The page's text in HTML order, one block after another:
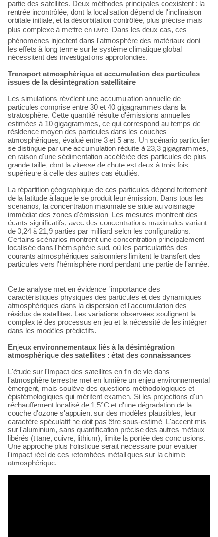
partie des satellites. Deux méthodes principales coexistent : la
rentrée incontrôlée, dont la localisation dépend de l'inclinaison
orbitale initiale, et la désorbitation contrôlée, plus précise mais
plus complexe à mettre en uvre. Dans les deux cas, ces
phénomènes injectent dans l'atmosphère des matériaux dont
les effets à long terme sur le système climatique global
nécessitent des investigations approfondies.
Transport atmosphérique et accumulation des particules
issues de la désintégration satellitaire
Les simulations révèlent une accumulation annuelle de
particules comprise entre 30 et 40 gigagrammes dans la
stratosphère. Cette quantité résulte d'émissions annuelles
estimées à 10 gigagrammes, ce qui correspond au temps de
résidence moyen des particules dans les couches
atmosphériques, évalué entre 3 et 5 ans. Un scénario particulier
se distingue par une accumulation réduite à 23,3 gigagrammes,
en raison d'une sédimentation accélérée des particules de plus
grande taille, dont la vitesse de chute est deux à trois fois
supérieure à celle des autres cas étudiés.
La répartition géographique de ces particules dépend fortement
de la latitude à laquelle se produit leur émission. Dans tous les
scénarios, la concentration maximale se situe au voisinage
immédiat des zones d'émission. Les mesures montrent des
écarts significatifs, avec des concentrations maximales variant
de 0,24 à 21,9 parties par milliard selon les configurations.
Certains scénarios montrent une concentration principalement
localisée dans l'hémisphère sud, où les particularités des
courants atmosphériques saisonniers limitent le transfert des
particules vers l'hémisphère nord pendant une partie de l'année.
Cette analyse met en évidence l'importance des
caractéristiques physiques des particules et des dynamiques
atmosphériques dans la dispersion et l'accumulation des
résidus de satellites. Les variations observées soulignent la
complexité des processus en jeu et la nécessité de les intégrer
dans les modèles prédictifs.
Enjeux environnementaux liés à la désintégration
atmosphérique des satellites : état des connaissances
L'étude sur l'impact des satellites en fin de vie dans
l'atmosphère terrestre met en lumière un enjeu environnemental
émergent, mais soulève des questions méthodologiques et
épistémologiques qui méritent examen. Si les projections d'un
réchauffement localisé de 1,5°C et d'une dégradation de la
couche d'ozone s'appuient sur des modèles plausibles, leur
caractère spéculatif ne doit pas être sous-estimé. L'accent mis
sur l'aluminium, sans quantification précise des autres métaux
libérés (titane, cuivre, lithium), limite la portée des conclusions.
Une approche plus holistique serait nécessaire pour évaluer
l'impact réel de ces retombées métalliques sur la chimie
atmosphérique.